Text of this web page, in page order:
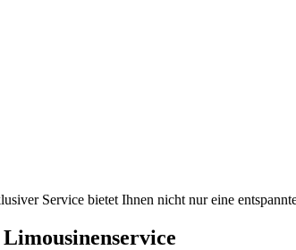
Service bietet Ihnen nicht nur eine
Limousinenservice